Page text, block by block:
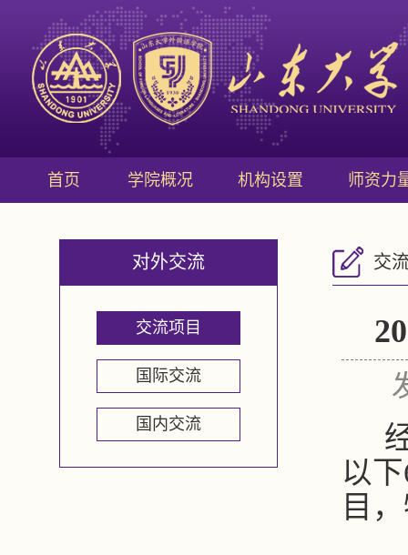
首页 学院概况 机构设置 师资力
对外交流
交流项目
国际交流
国内交流
交
以下
目